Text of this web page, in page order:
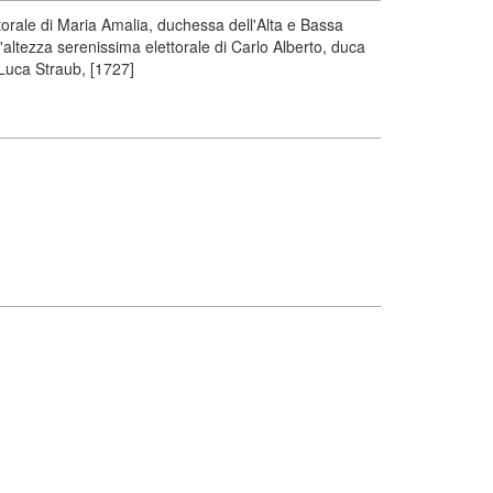
di Maria Amalia, duchessa dell'Alta e Bassa
serenissima elettorale di Carlo Alberto, duca
Straub, [1727]